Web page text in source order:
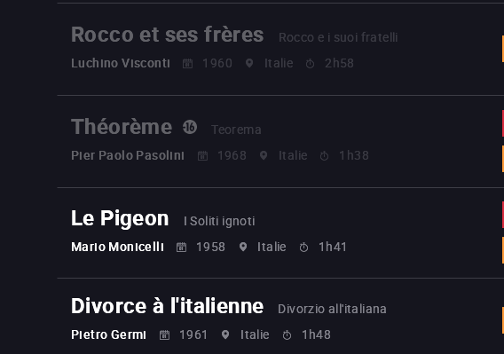
Rocco et ses frères
Rocco e i suoi fratelli
Luchino Visconti
1960 Italie 2h58
Théorème
Teorema
Pier Paolo Pasolini
1968 Italie 1h38
Le Pigeon
I Soliti ignoti
Mario Monicelli
1958 Italie 1h41
Divorce à l'italienne
Divorzio all'italiana
Pietro Germi
1961 Italie 1h48